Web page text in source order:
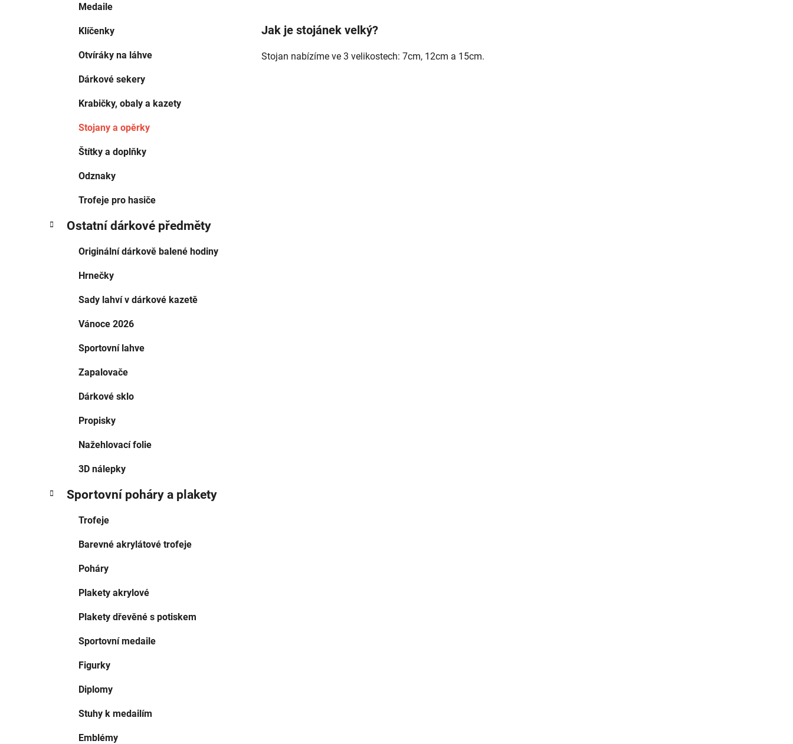
Medaile
Klíčenky
Otvíráky na láhve
Dárkové sekery
Krabičky, obaly a kazety
Stojany a opěrky
Štítky a doplňky
Odznaky
Trofeje pro hasiče
Ostatní dárkové předměty
Originální dárkově balené hodiny
Hrnečky
Sady lahví v dárkové kazetě
Vánoce 2026
Sportovní lahve
Zapalovače
Dárkové sklo
Propisky
Nažehlovací folie
3D nálepky
Sportovní poháry a plakety
Trofeje
Barevné akrylátové trofeje
Poháry
Plakety akrylové
Plakety dřevěné s potiskem
Sportovní medaile
Figurky
Diplomy
Stuhy k medailím
Emblémy
Jak je stojánek velký?
Stojan nabízíme ve 3 velikostech: 7cm, 12cm a 15cm.